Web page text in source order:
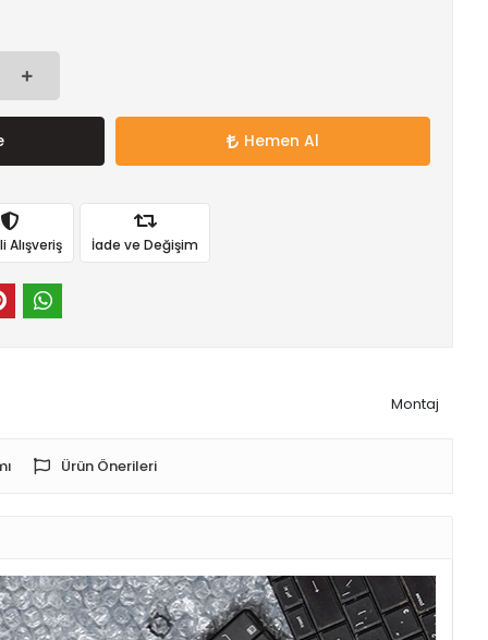
Hemen Al
Alışveriş İade ve Değişim
Montaj
Ürün Önerileri